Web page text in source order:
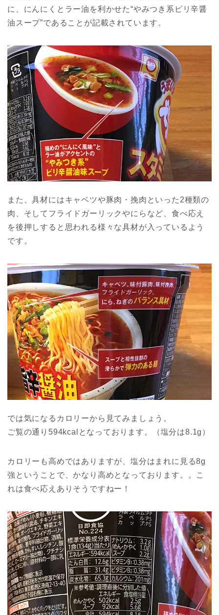
に、にんにくとラー油を利かせた“やみつき系ピリ辛醤
油スープ”であることが記載されています。
また、具材にはキャベツや豚肉・挽肉といった2種類の
肉、そしてフライドガーリックやにらなど、食べ応え
を後押しすると思われる様々な具材が入っているよう
です。
では気になるカロリーから見てみましょう。
ご覧の通り594kcalとなっております。（塩分は8.1g）
カロリーも高めではありますが、塩分はまれに見る8g
強ということで、かなり高めとなっております。。こ
れは食べ応えありそうですねー！